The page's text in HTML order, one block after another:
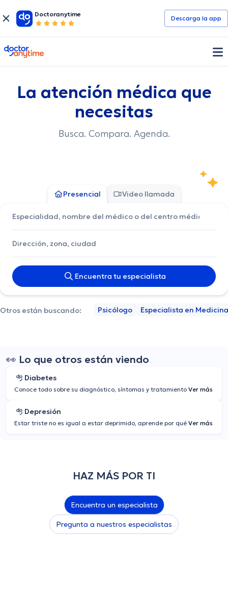
Doctoranytime
Descarga la app
doctoranytime
La atención médica que
necesitas
Busca. Compara. Agenda.
Presencial Video llamada
Encuentra tu especialista
Otros están buscando: Psicólogo Especialista en
👀 Lo que otros están viendo
Diabetes
Conoce todo sobre su diagnóstico, síntomas y tratamiento Ver más
Depresión
Estar triste no es igual a estar deprimido, aprende por qué Ver más
HAZ MÁS POR TI
Encuentra un especialista
Pregunta a nuestros especialistas